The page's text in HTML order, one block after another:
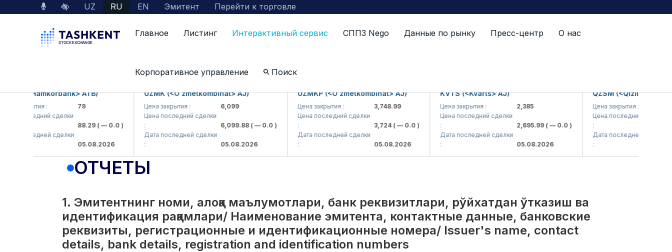
UZ RU EN Эмитент Перейти к торговле
Главное Листинг Интерактивный сервис СППЗ Nego Данные по рынку Пресс-центр О нас
Корпоративное управление Поиск
Раскрытие информации по компаниям включенных в биржевой котировальный список
(<Hamkorbank> ATB)
сделки
88.29( — 0.0 )
сделки
05.08.2026
UZMK (<O'zmetkombinat> AJ)
Цена закрытия :
6,099
Цена последний сделки
6,099.88( — 0.0 )
Дата последней сделки
05.08.2026
UZMKP (<O'zmetkombinat> AJ)
Цена закрытия :
3,748.99
Цена последний сделки
3,724( — 0.0 )
Дата последней сделки
05.08.2026
KVTS (<Kvarts> AJ)
Цена закрытия :
Цена последний сделки
2,695.99( — 0.0 )
Дата последней сделки
05.08.2026
QZSM (<Qizilqumsement>
Цена закрытия :
Цена последний сделки
Дата последней сделки
ОТЧЕТЫ
1. Эмитентнинг номи, алоқа маълумотлари, банк реквизитлари, рўйхатдан ўтказиш ва
идентификация рақамлари/ Наименование эмитента, контактные данные, банковские
реквизиты, регистрационные и идентификационные номера/ Issuer's name, contact
details, bank details, registration and identification numbers